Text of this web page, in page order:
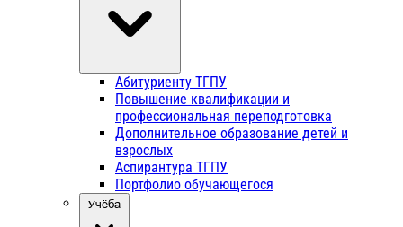
Абитуриенту ТГПУ
Повышение квалификации и
профессиональная переподготовка
Дополнительное образование детей и
взрослых
Аспирантура ТГПУ
Портфолио обучающегося
Учёба